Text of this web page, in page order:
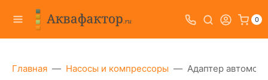
0
Главная Насосы и компрессоры Адаптер